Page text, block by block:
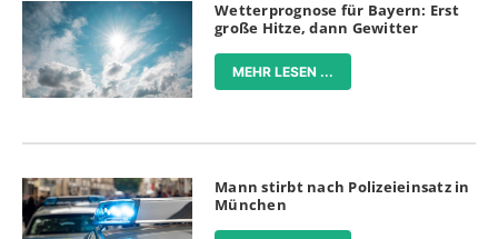
Wetterprognose für Bayern: Erst
große Hitze, dann Gewitter
MEHR LESEN ...
Mann stirbt nach Polizeieinsatz in
München